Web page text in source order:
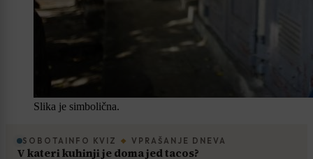
Slika je simbolična.